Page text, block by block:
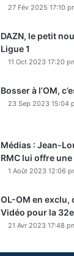
27 Fév 2025 17:10
DAZN, le petit
Ligue 1
11 Oct 2023 17:20
Bosser à l’OM,
23 Sep 2023 15:04
Médias : Jean-
RMC lui offre
1 Août 2023 12:06
OL-OM en
Vidéo pour la
21 Avr 2023 17:48